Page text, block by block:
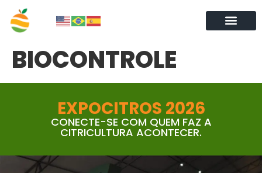
BIOCONTROLE
EXPOCITROS 2026
CONECTE-SE COM QUEM FAZ A
CITRICULTURA ACONTECER.